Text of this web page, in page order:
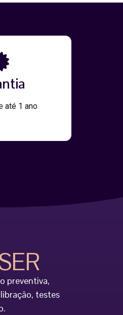
até 1 ano
preventiva,
testes